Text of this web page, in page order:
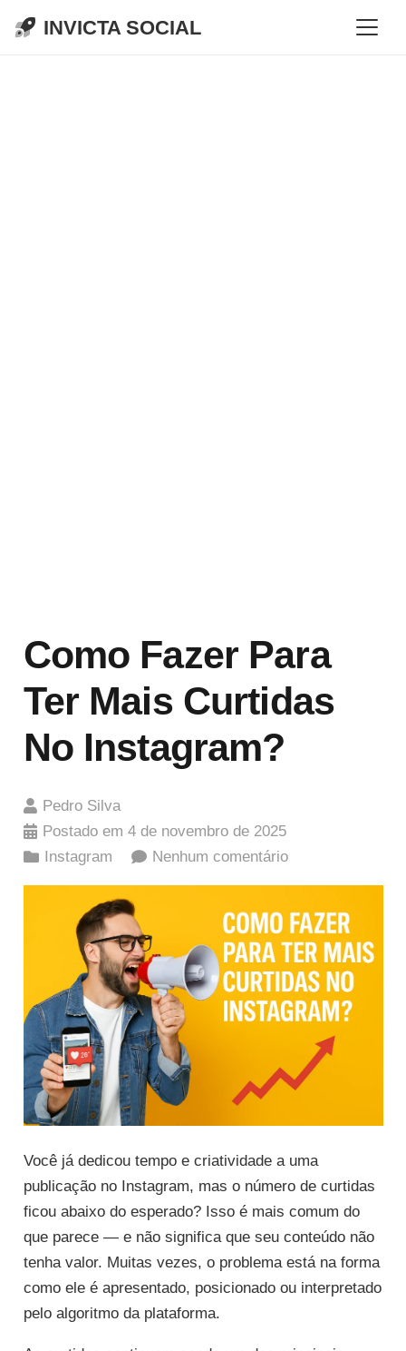
INVICTA SOCIAL
Como Fazer Para
Ter Mais Curtidas
No Instagram?
Pedro Silva
Postado em4 de novembro de 2025
Instagram
Nenhum comentário
Você já dedicou tempo e criatividade a uma
publicação no Instagram, mas o número de curtidas
ficou abaixo do esperado? Isso é mais comum do
que parece — e não significa que seu conteúdo não
tenha valor. Muitas vezes, o problema está na forma
como ele é apresentado, posicionado ou interpretado
pelo algoritmo da plataforma.